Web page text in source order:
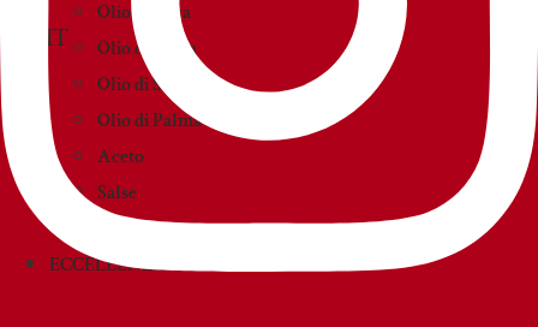
Olio d’Oliva
Olio di Sansa
Olio di Semi
Olio di Palma
Aceto
Salse
Creme e paté
ECCELLENZE